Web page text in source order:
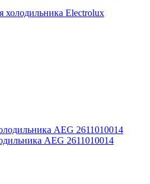
холодильника Electrolux
AEG 2611010014